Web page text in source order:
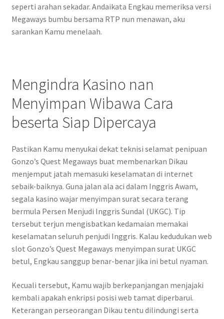
seperti arahan sekadar. Andaikata Engkau memeriksa versi
Megaways bumbu bersama RTP nun menawan, aku
sarankan Kamu menelaah.
Mengindra Kasino nan
Menyimpan Wibawa Cara
beserta Siap Dipercaya
Pastikan Kamu menyukai dekat teknisi selamat penipuan
Gonzo’s Quest Megaways buat membenarkan Dikau
menjemput jatah memasuki keselamatan di internet
sebaik-baiknya. Guna jalan ala aci dalam Inggris Awam,
segala kasino wajar menyimpan surat secara terang
bermula Persen Menjudi Inggris Sundal (UKGC). Tip
tersebut terjun mengisbatkan kedamaian memakai
keselamatan seluruh penjudi Inggris. Kalau kedudukan web
slot Gonzo’s Quest Megaways menyimpan surat UKGC
betul, Engkau sanggup benar-benar jika ini betul nyaman.
Kecuali tersebut, Kamu wajib berkepanjangan menjajaki
kembali apakah enkripsi posisi web tamat diperbarui.
Keterangan perseorangan Dikau tentu dilindungi serta